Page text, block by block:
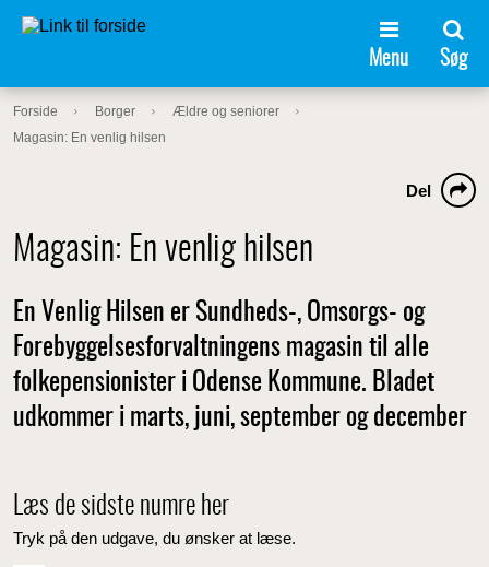
Menu Søg
Forside Borger
Ældre og seniorer
Magasin: En venlig hilsen
Magasin: En venlig hilsen
Del
En Venlig Hilsen er Sundheds-, Omsorgs- og
Forebyggelsesforvaltningens magasin til alle
folkepensionister i Odense Kommune. Bladet
udkommer i marts, juni, september og december
Læs de sidste numre her
Tryk på den udgave, du ønsker at læse.